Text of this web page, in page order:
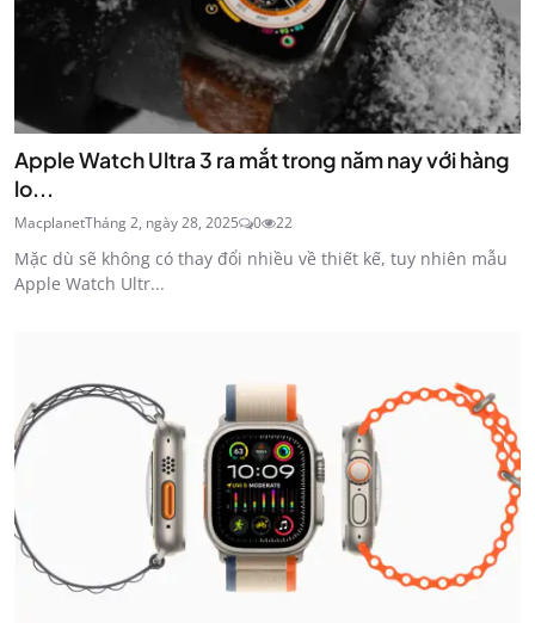
Apple Watch Ultra 3 ra mắt trong năm nay với hàng
lo...
MacplanetTháng 2, ngày 28, 2025 0 22
Mặc dù sẽ không có thay đổi nhiều về thiết kế, tuy nhiên mẫu
Apple Watch Ultr...